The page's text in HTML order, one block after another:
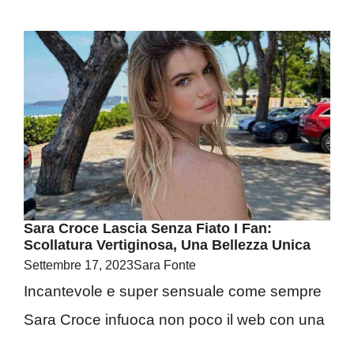
Sara Croce Lascia Senza Fiato I Fan:
Scollatura Vertiginosa, Una Bellezza Unica
Settembre 17, 2023Sara Fonte
Incantevole e super sensuale come sempre
Sara Croce infuoca non poco il web con una